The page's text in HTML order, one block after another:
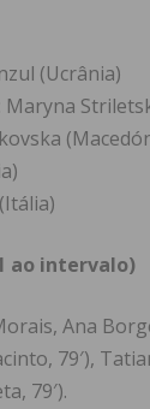
(Ucrânia)
: Maryna
ao intervalo)
Ana
79′),
79′).